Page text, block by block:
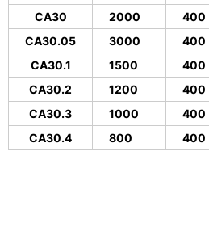
CA30
2000 400
CA30.05
3000 400
CA30.1
1500 400
CA30.2
1200 400
CA30.3
1000 400
CA30.4
800 400